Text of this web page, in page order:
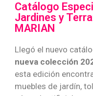
Catálogo
Jardines y
MARIAN
Llegó el nuevo
nueva colección
esta edición
muebles de jardín,